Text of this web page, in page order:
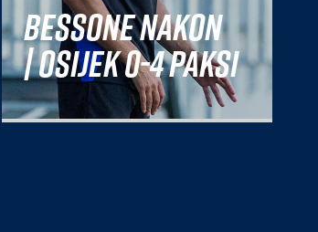
Bessone nakon
| Osijek 0-4 Paksi